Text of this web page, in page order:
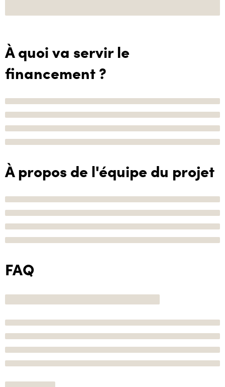
À quoi va servir le
financement ?
À propos de l'équipe du projet
FAQ